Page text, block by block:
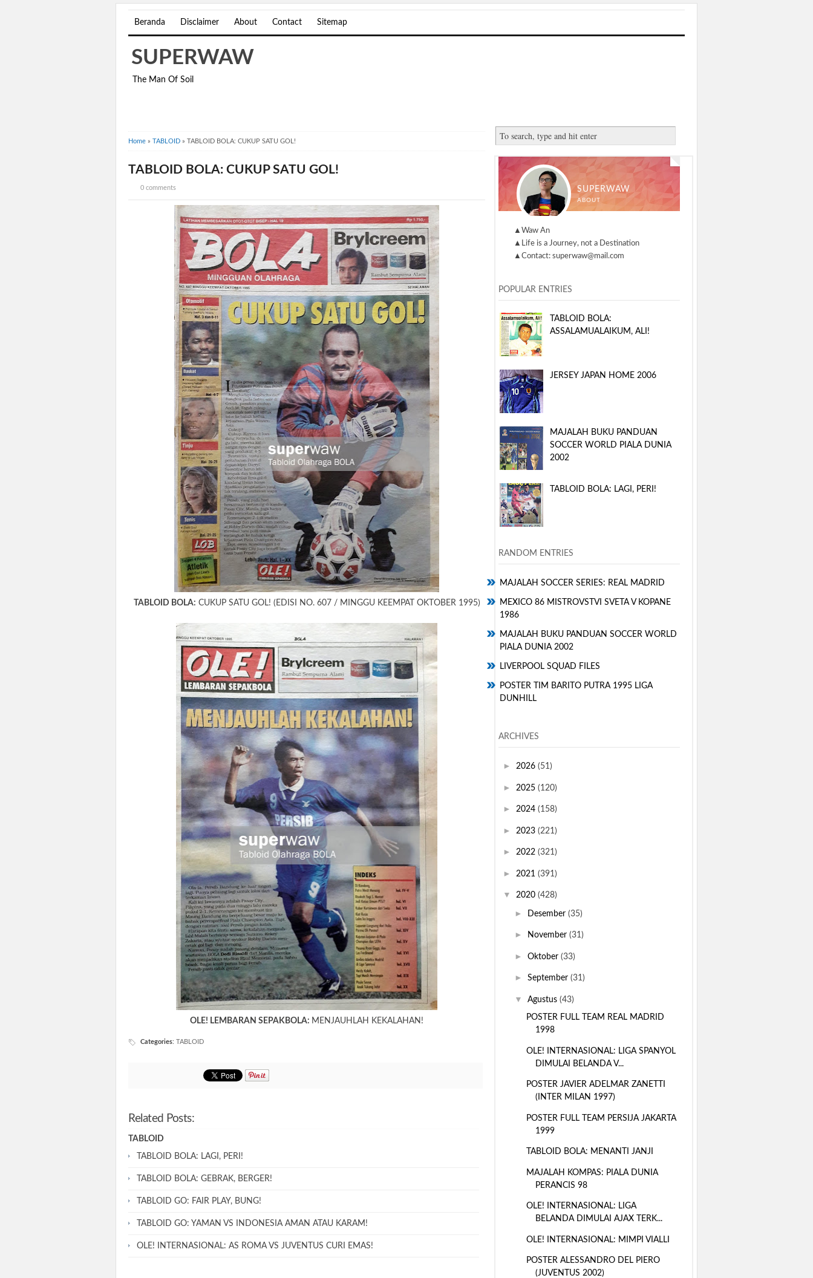
Beranda Disclaimer About Contact Sitemap
SUPERWAW
The Man Of Soil
Home » TABLOID » TABLOID BOLA: CUKUP SATU GOL!
TABLOID BOLA: CUKUP SATU GOL!
0 comments
TABLOID BOLA: CUKUP SATU GOL! (EDISI NO. 607 / MINGGU KEEMPAT OKTOBER 1995)
OLE! LEMBARAN SEPAKBOLA: MENJAUHLAH KEKALAHAN!
Categories: TABLOID
Related Posts:
TABLOID
TABLOID BOLA: LAGI, PERI!
TABLOID BOLA: GEBRAK, BERGER!
TABLOID GO: FAIR PLAY, BUNG!
TABLOID GO: YAMAN VS INDONESIA AMAN ATAU KARAM!
OLE! INTERNASIONAL: AS ROMA VS JUVENTUS CURI EMAS!
SUPERWAW
ABOUT
▲Waw An
▲Life is a Journey, not a Destination
▲Contact: superwaw@mail.com
POPULAR ENTRIES
TABLOID BOLA:
ASSALAMUALAIKUM, ALI!
JERSEY JAPAN HOME 2006
MAJALAH BUKU PANDUAN
SOCCER WORLD PIALA DUNIA
2002
TABLOID BOLA: LAGI, PERI!
RANDOM ENTRIES
MAJALAH SOCCER SERIES: REAL MADRID
MEXICO 86 MISTROVSTVI SVETA V KOPANE
1986
MAJALAH BUKU PANDUAN SOCCER WORLD
PIALA DUNIA 2002
LIVERPOOL SQUAD FILES
POSTER TIM BARITO PUTRA 1995 LIGA
DUNHILL
ARCHIVES
► 2026 (51)
► 2025 (120)
► 2024 (158)
► 2023 (221)
► 2022 (321)
► 2021 (391)
▼ 2020 (428)
► Desember (35)
► November (31)
► Oktober (33)
► September (31)
▼ Agustus (43)
POSTER FULL TEAM REAL MADRID
1998
OLE! INTERNASIONAL: LIGA SPANYOL
DIMULAI BELANDA V...
POSTER JAVIER ADELMAR ZANETTI
(INTER MILAN 1997)
POSTER FULL TEAM PERSIJA JAKARTA
1999
TABLOID BOLA: MENANTI JANJI
MAJALAH KOMPAS: PIALA DUNIA
PERANCIS 98
OLE! INTERNASIONAL: LIGA
BELANDA DIMULAI AJAX TERK...
OLE! INTERNASIONAL: MIMPI VIALLI
POSTER ALESSANDRO DEL PIERO
(JUVENTUS 2002)